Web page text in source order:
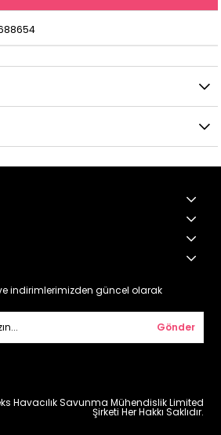
indirimlerimizden güncel olarak
Gönder
Havacılık Savunma Mühendislik Limited
Şirketi Her Hakkı Saklıdır.